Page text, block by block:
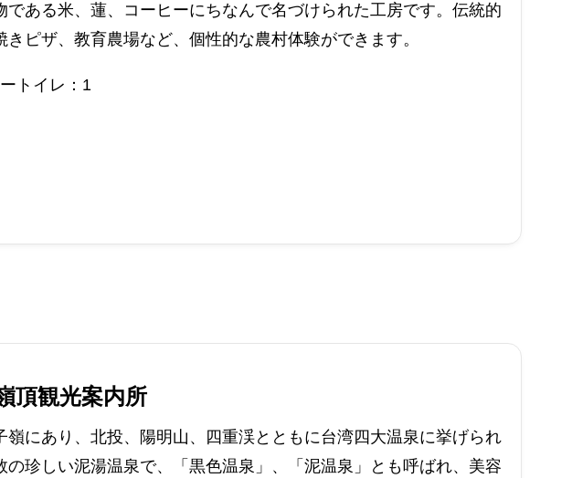
である米、蓮、コーヒーにちなんで名づけられた工房です。伝統的
きピザ、教育農場など、個性的な農村体験ができます。
トイレ：1
頂観光案内所
嶺にあり、北投、陽明山、四重渓とともに台湾四大温泉に挙げられ
の珍しい泥湯温泉で、「黒色温泉」、「泥温泉」とも呼ばれ、美容